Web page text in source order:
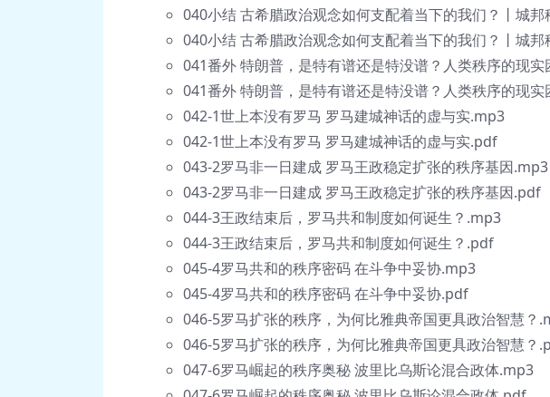
040小结 古希腊政治观念如何支配着当下的我们？丨城
040小结 古希腊政治观念如何支配着当下的我们？丨城
041番外 特朗普，是特有谱还是特没谱？人类秩序的现
041番外 特朗普，是特有谱还是特没谱？人类秩序的现
042-1世上本没有罗马 罗马建城神话的虚与实.mp3
042-1世上本没有罗马 罗马建城神话的虚与实.pdf
043-2罗马非一日建成 罗马王政稳定扩张的秩序基因.mp3
043-2罗马非一日建成 罗马王政稳定扩张的秩序基因.pdf
044-3王政结束后，罗马共和制度如何诞生？.mp3
044-3王政结束后，罗马共和制度如何诞生？.pdf
045-4罗马共和的秩序密码 在斗争中妥协.mp3
045-4罗马共和的秩序密码 在斗争中妥协.pdf
046-5罗马扩张的秩序，为何比雅典帝国更具政治智慧？
046-5罗马扩张的秩序，为何比雅典帝国更具政治智慧？
047-6罗马崛起的秩序奥秘 波里比乌斯论混合政体.mp3